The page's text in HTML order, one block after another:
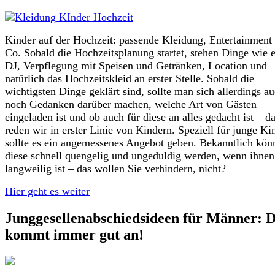
Kinder auf der Hochzeit: passende Kleidung, Entertainment
Co. Sobald die Hochzeitsplanung startet, stehen Dinge wie
DJ, Verpflegung mit Speisen und Getränken, Location und
natürlich das Hochzeitskleid an erster Stelle. Sobald die
wichtigsten Dinge geklärt sind, sollte man sich allerdings
noch Gedanken darüber machen, welche Art von Gästen
eingeladen ist und ob auch für diese an alles gedacht ist –
reden wir in erster Linie von Kindern. Speziell für junge
sollte es ein angemessenes Angebot geben. Bekanntlich
diese schnell quengelig und ungeduldig werden, wenn ihnen
langweilig ist – das wollen Sie verhindern, nicht?
Hier geht es weiter
Junggesellenabschiedsideen für Männer:
kommt immer gut an!